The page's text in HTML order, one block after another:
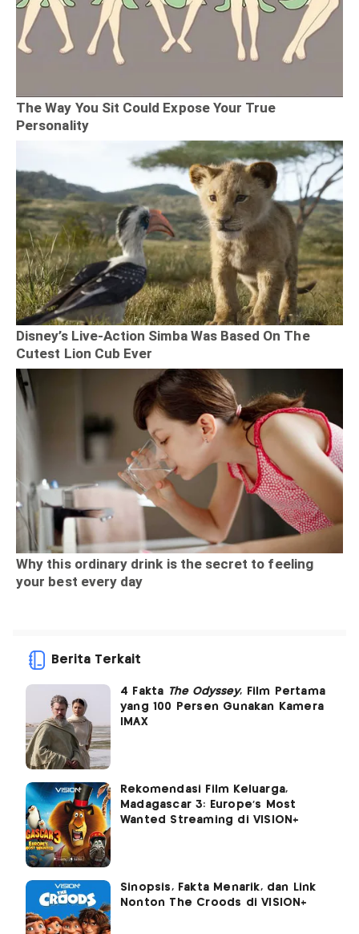
Berita Terkait
4 Fakta The Odyssey, Film Pertama
yang 100 Persen Gunakan Kamera
IMAX
Rekomendasi Film Keluarga,
Madagascar 3: Europe's Most
Wanted Streaming di VISION+
Sinopsis, Fakta Menarik, dan Link
Nonton The Croods di VISION+